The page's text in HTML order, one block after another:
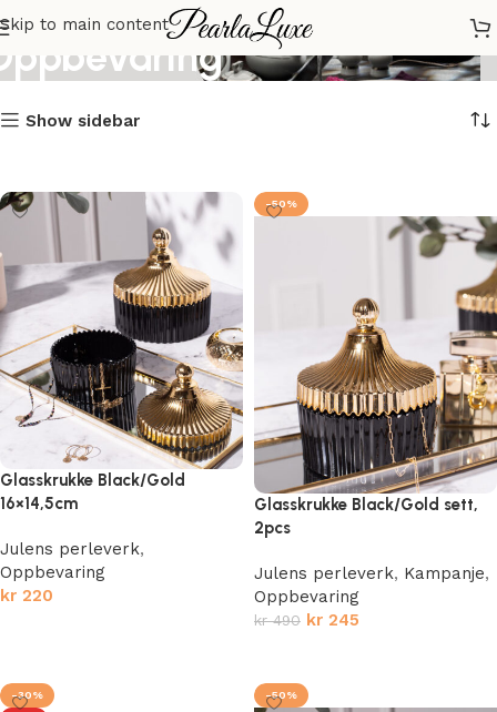
Skip to main content
Show sidebar
Glasskrukke Black/Gold
16×14,5cm
Julens perleverk,
Oppbevaring
kr 220
-50%
Glasskrukke Black/Gold sett,
2pcs
Julens perleverk, Kampanje,
Oppbevaring
kr490 kr 245
-30%
-50%